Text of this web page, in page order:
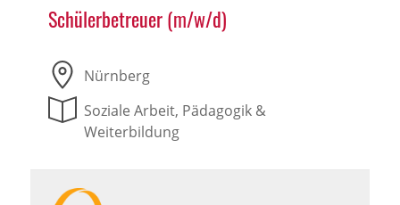
Schülerbetreuer (m/w/d)
Nürnberg
Soziale Arbeit, Pädagogik &
Weiterbildung